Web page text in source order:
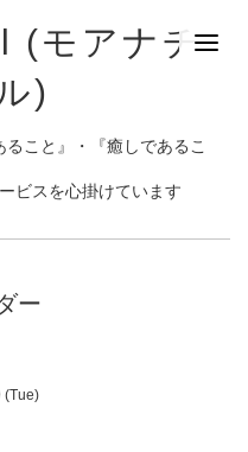
(モアナチ
)
ること』・『癒しであるこ
ビスを心掛けています
ー
(Tue)